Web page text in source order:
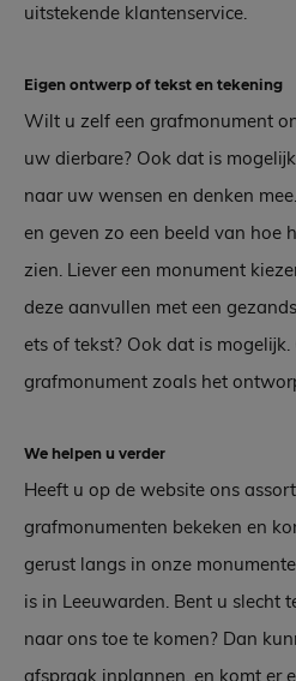
uitstekende klantenservice.
Eigen ontwerp of tekst en tekening
Wilt u zelf een grafmonument
uw dierbare? Ook dat is
naar uw wensen en denken
en geven zo een beeld van hoe
zien. Liever een monument
deze aanvullen met een
ets of tekst? Ook dat is mogelijk.
grafmonument zoals het
We helpen u verder
Heeft u op de website ons
grafmonumenten bekeken en
gerust langs in onze
is in Leeuwarden. Bent u slecht
naar ons toe te komen? Dan
afspraak inplannen, en komt er